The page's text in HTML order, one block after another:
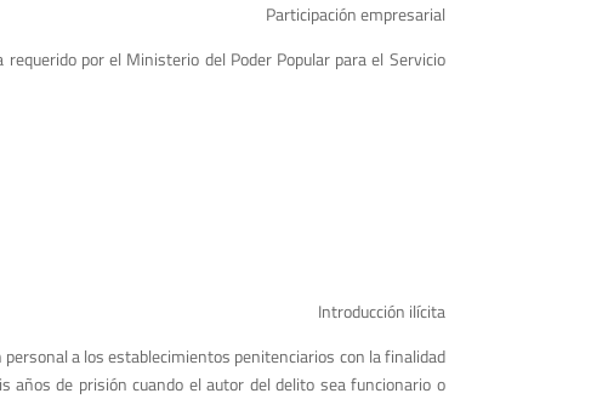
Participación empresarial
por el Ministerio del Poder Popular para el Servicio
Introducción ilícita
a los establecimientos penitenciarios con la finalidad
años de prisión cuando el autor del delito sea funcionario o